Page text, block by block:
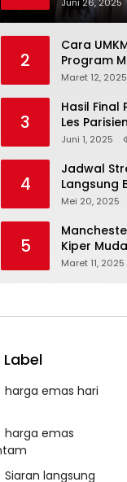
2
Cara
Program
Modal
Maret 12, 2025
3
Hasil Final
Les
Juni 1, 2025
4
Jadwal
Langsung
Mei 2025:
Mei 20, 2025
5
Kiper
Andre
Maret 11, 2025
Label
harga emas hari
harga emas
Siaran langsung